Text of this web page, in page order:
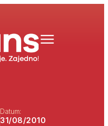
Datum:
31/08/2010